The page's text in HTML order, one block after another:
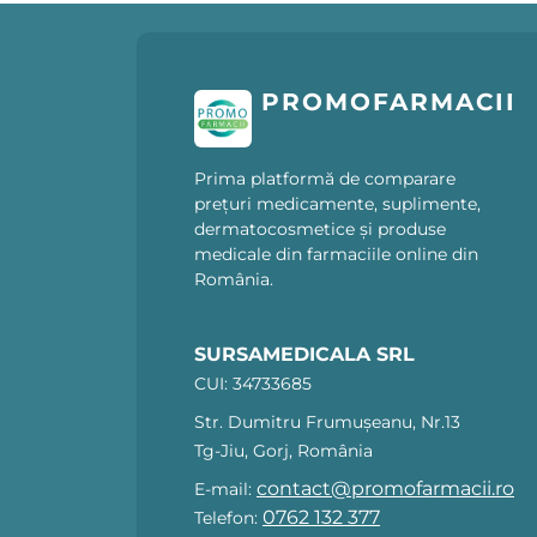
84 bucati (1)
93 bucati (1)
32 bucati (2)
10 bucati (2)
74 bucati (1)
PROMOFARMACII
Prima platformă de comparare
prețuri medicamente, suplimente,
dermatocosmetice și produse
medicale din farmaciile online din
România.
SURSAMEDICALA SRL
CUI: 34733685
Str. Dumitru Frumușeanu, Nr.13
Tg-Jiu, Gorj, România
E-mail: contact@promofarmacii.ro
Telefon: 0762 132 377